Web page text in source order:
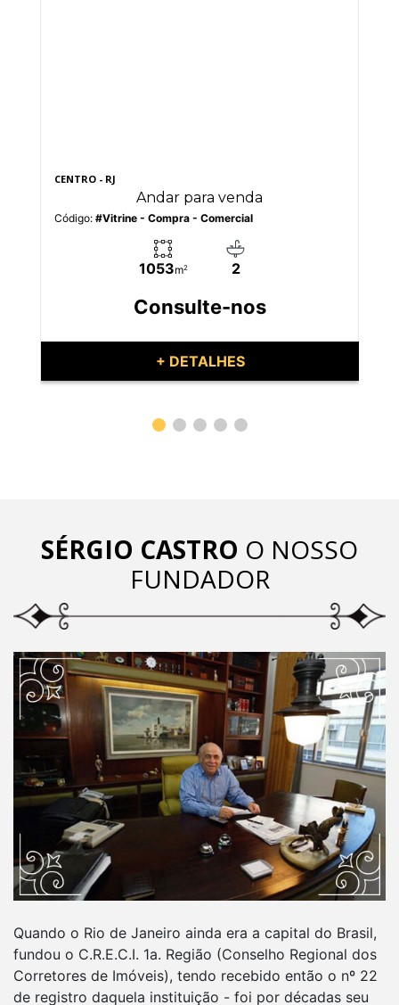
CENTRO - RJ
Andar para venda
Código: #Vitrine - Compra - Comercial
1053m2 2
Consulte-nos
+ DETALHES
SÉRGIO CASTRO O NOSSO
FUNDADOR
Quando o Rio de Janeiro ainda era a capital do Brasil,
fundou o C.R.E.C.I. 1a. Região (Conselho Regional dos
Corretores de Imóveis), tendo recebido então o nº 22
de registro daquela instituição - foi por décadas seu